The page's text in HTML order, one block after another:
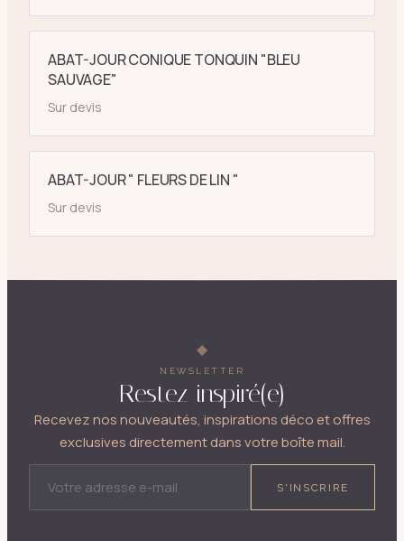
ABAT-JOUR CONIQUE TONQUIN "BLEU
SAUVAGE"
Sur devis
ABAT-JOUR " FLEURS DE LIN "
Sur devis
NEWSLETTER
Restez inspiré(e)
Recevez nos nouveautés, inspirations déco et offres
exclusives directement dans votre boîte mail.
S'INSCRIRE